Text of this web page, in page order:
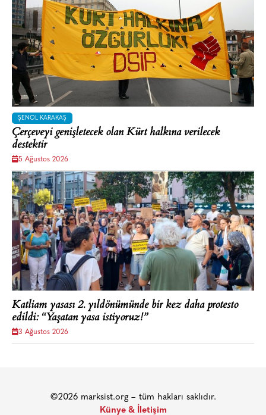
ŞENOL KARAKAŞ
Çerçeveyi genişletecek olan Kürt halkına verilecek
destektir
5 Ağustos 2026
Katliam yasası 2. yıldönümünde bir kez daha protesto
edildi: “Yaşatan yasa istiyoruz!”
3 Ağustos 2026
©2026 marksist.org – tüm hakları saklıdır.
Künye & İletişim